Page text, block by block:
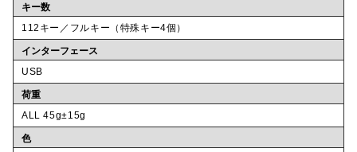
キー数
112キー／フルキー（特殊キー4個）
インターフェース
USB
荷重
ALL 45g±15g
色